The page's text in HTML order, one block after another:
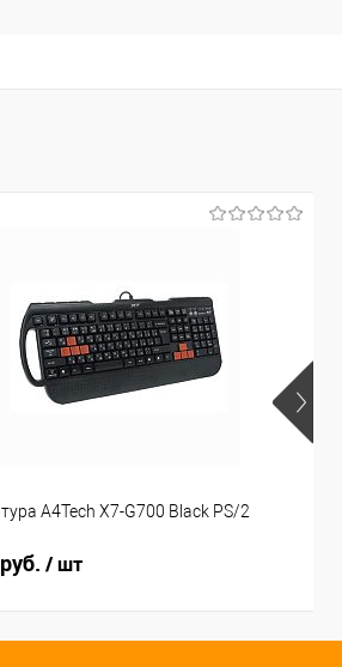
A4Tech X7-G700 Black PS/2
/ шт